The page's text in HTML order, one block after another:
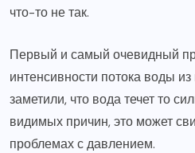
что-то не так.
Первый и самый очевидный
интенсивности потока воды
заметили, что вода течет то
видимых причин, это может
проблемах с давлением.